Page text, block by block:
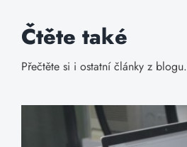
Čtěte také
Přečtěte si i ostatní články z blogu.